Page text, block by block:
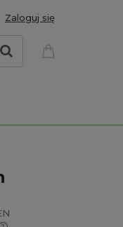
Zaloguj się